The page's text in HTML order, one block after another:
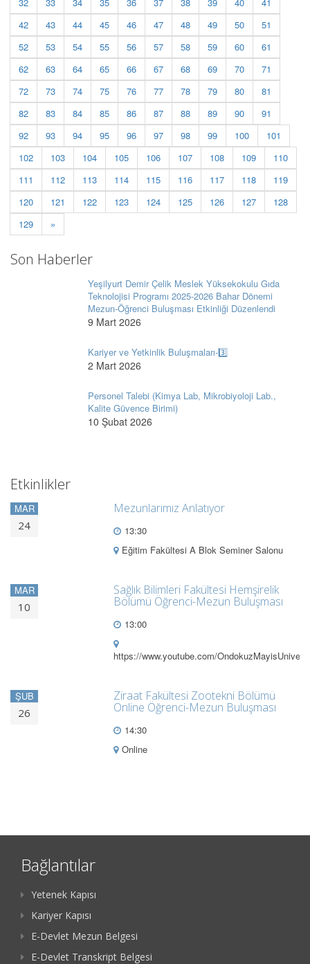
42
43 44 45 46 47 48 49 50
51
52
53 54 55 56 57 58 59 60
61
62
63 64 65 66 67 68 69 70
71
72
73 74 75 76 77 78 79 80
81
82
83 84 85 86 87 88 89 90
91
92
93 94 95 96 97 98 99 100
101
102
103 104 105 106 107 108 109
110
111
112 113 114 115 116 117 118
119
120
121 122 123 124 125 126 127
128
129
»
Son Haberler
Yeşilyurt Demir Çelik Meslek Yüksekokulu Gıda
Teknolojisi Programı 2025-2026 Bahar Dönemi
Mezun-Öğrenci Buluşması Etkinliği Düzenlendi
9 Mart 2026
Kariyer ve Yetkinlik Buluşmaları-3️⃣
2 Mart 2026
Personel Talebi (Kimya Lab, Mikrobiyoloji Lab.,
Kalite Güvence Birimi)
10 Şubat 2026
Etkinlikler
MAR
24
Mezunlarımız Anlatıyor
13:30
Eğitim Fakültesi A Blok Seminer Salonu
MAR
10
Sağlık Bilimleri Fakültesi Hemşirelik
Bölümü Öğrenci-Mezun Buluşması
13:00
https://www.youtube.com/
ŞUB
26
Ziraat Fakültesi Zootekni Bölümü
Online Öğrenci-Mezun Buluşması
14:30
Online
Bağlantılar
Yetenek Kapısı
Kariyer Kapısı
E-Devlet Mezun Belgesi
E-Devlet Transkript Belgesi